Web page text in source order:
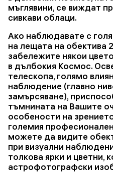
мъглявини, се виждат
сивкави облаци.
Ако наблюдавате с
на лещата на обектива
забележите някои
в дълбокия Космос.
телескопа, голямо
наблюдение (главно
замърсяване),
тъмнината на Вашите
особености на
големия
можете да видите
при визуални
толкова ярки и цветни,
астрофотографски